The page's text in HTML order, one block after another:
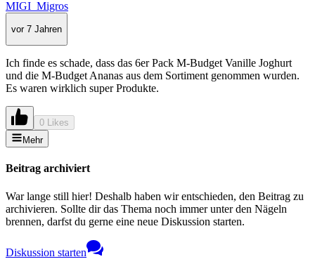
MIGI_Migros
vor 7 Jahren
Ich finde es schade, dass das 6er Pack M-Budget Vanille Joghurt
und die M-Budget Ananas aus dem Sortiment genommen wurden.
Es waren wirklich super Produkte.
0 Likes
Mehr
Beitrag archiviert
War lange still hier! Deshalb haben wir entschieden, den Beitrag zu
archivieren. Sollte dir das Thema noch immer unter den Nägeln
brennen, darfst du gerne eine neue Diskussion starten.
Diskussion starten